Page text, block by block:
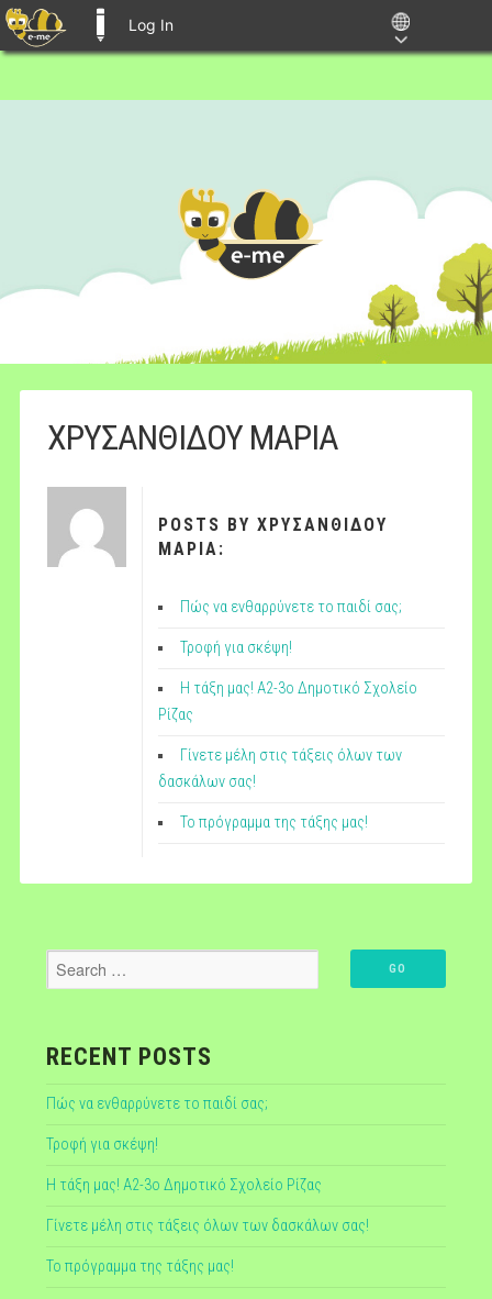
Log In
ΧΡΥΣΑΝΘΙΔΟΥ ΜΑΡΙΑ
POSTS BY ΧΡΥΣΑΝΘΙΔΟΥ
ΜΑΡΙΑ:
Πώς να ενθαρρύνετε το παιδί σας;
Τροφή για σκέψη!
Η τάξη μας! Α2-3ο Δημοτικό Σχολείο
Ρίζας
Γίνετε μέλη στις τάξεις όλων των
δασκάλων σας!
Το πρόγραμμα της τάξης μας!
RECENT POSTS
Πώς να ενθαρρύνετε το παιδί σας;
Τροφή για σκέψη!
Η τάξη μας! Α2-3ο Δημοτικό Σχολείο Ρίζας
Γίνετε μέλη στις τάξεις όλων των δασκάλων σας!
Το πρόγραμμα της τάξης μας!